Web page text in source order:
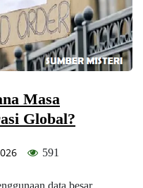
Masa
Global?
591
data besar